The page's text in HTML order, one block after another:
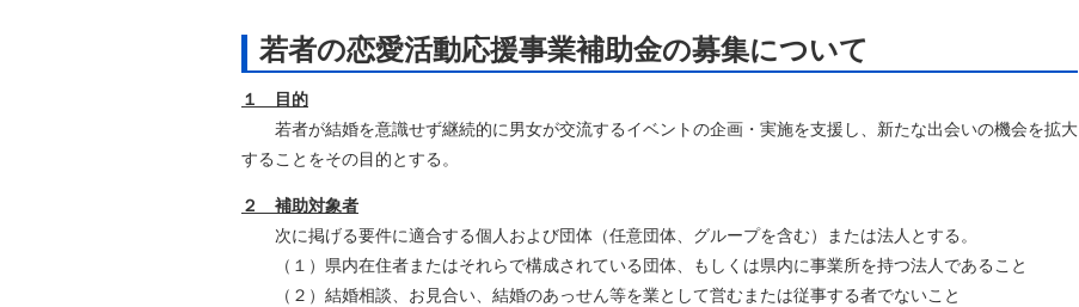
まちづくり
交通・道路
河川・砂防・港湾
自然
若者の恋愛活動応援事業補助金の募集について
１ 目的
若者が結婚を意識せず継続的に男女が交流するイベントの企画・実施を支援し、新たな出会いの機会を拡大
することをその目的とする。
２ 補助対象者
次に掲げる要件に適合する個人および団体（任意団体、グループを含む）または法人とする。
（１）県内在住者またはそれらで構成されている団体、もしくは県内に事業所を持つ法人であること
（２）結婚相談、お見合い、結婚のあっせん等を業として営むまたは従事する者でないこと